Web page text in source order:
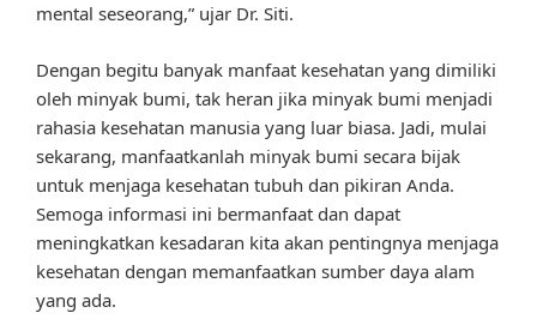
mental seseorang,” ujar Dr. Siti.
Dengan begitu banyak manfaat kesehatan yang dimiliki
oleh minyak bumi, tak heran jika minyak bumi menjadi
rahasia kesehatan manusia yang luar biasa. Jadi, mulai
sekarang, manfaatkanlah minyak bumi secara bijak
untuk menjaga kesehatan tubuh dan pikiran Anda.
Semoga informasi ini bermanfaat dan dapat
meningkatkan kesadaran kita akan pentingnya menjaga
kesehatan dengan memanfaatkan sumber daya alam
yang ada.